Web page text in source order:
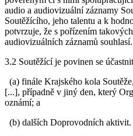
audio a audiovizuální záznamy
Soutěžícího, jeho talentu a k
potvrzuje, že s pořízením
audiovizuálních záznamů souhlasí.
3.2 Soutěžící je povinen se účastnit
(a) finále Krajského kola
[...], případně v jiný den, který
oznámí; a
(b) dalších Doprovodních aktivit.